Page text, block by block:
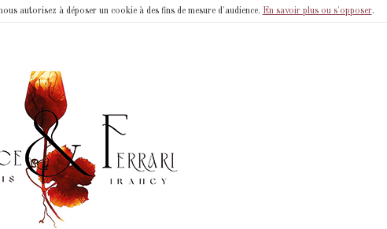
autorisez à déposer un cookie à des fins de mesure d'audience. En savoir plus ou s'opposer.